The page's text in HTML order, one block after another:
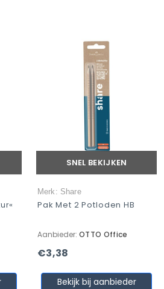
SNEL BEKIJKEN
Merk: Share
Pak Met 2 Potloden HB
Aanbieder: OTTO Office
€3,38
Bekijk bij aanbieder